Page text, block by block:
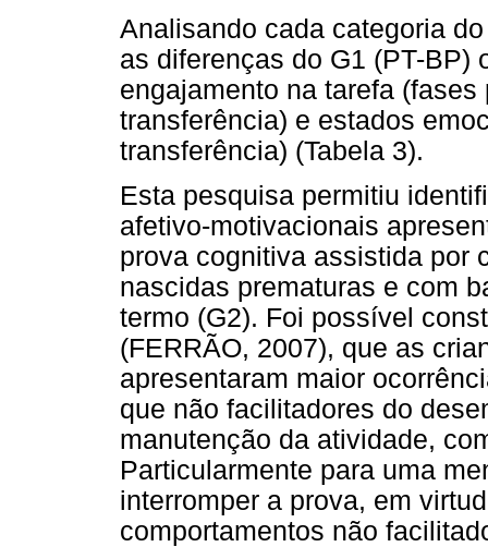
Analisando cada categoria
as diferenças do G1 (PT-BP)
engajamento na tarefa
transferência) e estados
transferência) (Tabela 3).
Esta pesquisa permitiu
afetivo-motivacionais
prova cognitiva assistida por
nascidas prematuras e com
termo (G2). Foi possível
(FERRÃO, 2007), que as
apresentaram maior
que não facilitadores do
manutenção da atividade,
Particularmente para uma
interromper a prova, em
comportamentos não